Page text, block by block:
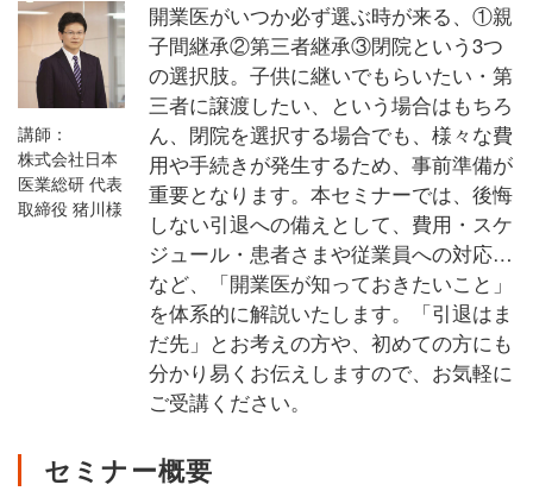
講師：
株式会社日本
医業総研 代表
取締役 猪川様
開業医がいつか必ず選ぶ時が来る、①親
子間継承②第三者継承③閉院という3つ
の選択肢。子供に継いでもらいたい・第
三者に譲渡したい、という場合はもちろ
ん、閉院を選択する場合でも、様々な費
用や手続きが発生するため、事前準備が
重要となります。本セミナーでは、後悔
しない引退への備えとして、費用・スケ
ジュール・患者さまや従業員への対応…
など、「開業医が知っておきたいこと」
を体系的に解説いたします。「引退はま
だ先」とお考えの方や、初めての方にも
分かり易くお伝えしますので、お気軽に
ご受講ください。
セミナー概要